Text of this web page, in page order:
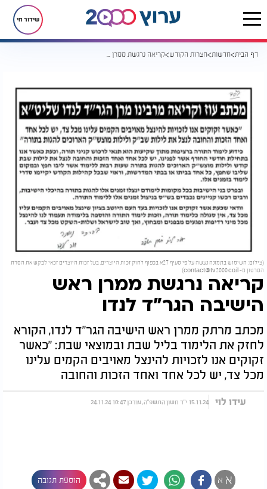
שידור חי
דף הבית חדשות חצרות הקודש קריאה נרגשת ממרן ראש הישיבה הגר"ד לנדו
(צילום: השימוש בתמונה נעשה על פי סעיף 27א בכפוף לחוק זכות היוצרים. בעל זכות היוצרים זכאי לבקש את הסרת
הסרטון מ-contact@tv2000.co.il
)
קריאה נרגשת ממרן ראש
הישיבה הגר"ד לנדו
מכתב מרתק ממרן ראש הישיבה הגר"ד לנדו, הקורא
לחזק את הלימוד בליל שבת ובמוצאי שבת: "כאשר
זקוקים אנו לזכויות להינצל מאויבים הקמים עלינו
מכל צד, יש לכל אחד ואחד הזכות והחובה
עידו לוי 15.11.24 י"ד חשון התשפ"ה, עודכן 10:47 24.11.24
א א הוספת תגובה